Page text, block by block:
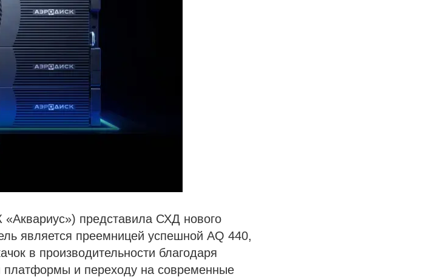
представила СХД нового
является преемницей успешной AQ 440,
в производительности благодаря
платформы и переходу на современные